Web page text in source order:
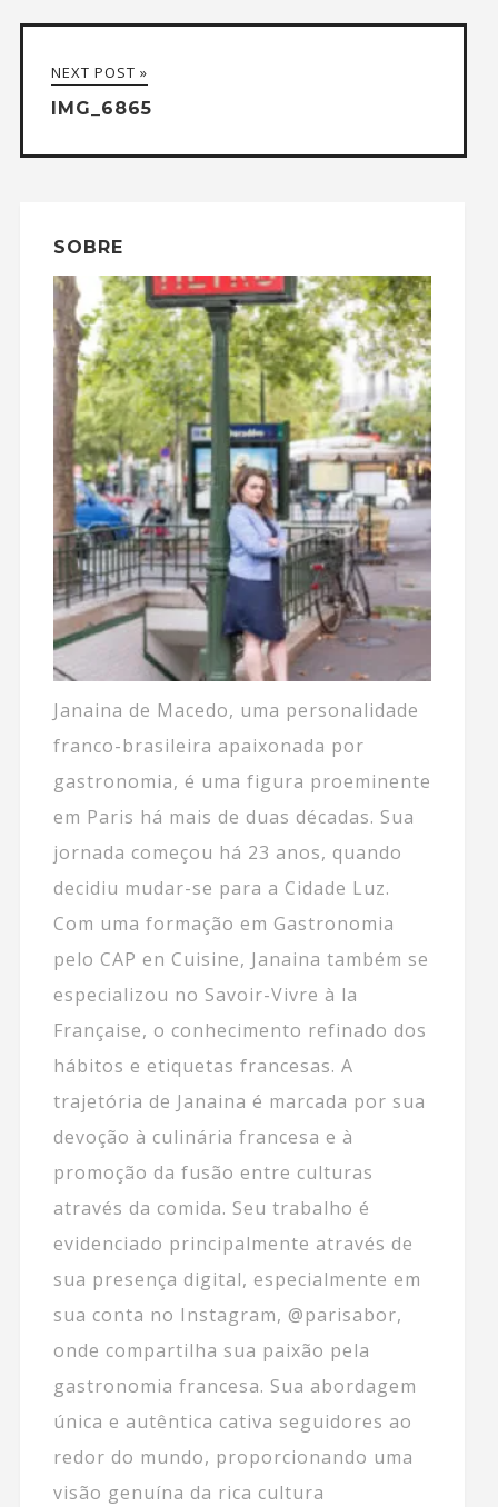
NEXT POST »
IMG_6865
SOBRE
Janaina de Macedo, uma personalidade
franco-brasileira apaixonada por
gastronomia, é uma figura proeminente
em Paris há mais de duas décadas. Sua
jornada começou há 23 anos, quando
decidiu mudar-se para a Cidade Luz.
Com uma formação em Gastronomia
pelo CAP en Cuisine, Janaina também se
especializou no Savoir-Vivre à la
Française, o conhecimento refinado dos
hábitos e etiquetas francesas. A
trajetória de Janaina é marcada por sua
devoção à culinária francesa e à
promoção da fusão entre culturas
através da comida. Seu trabalho é
evidenciado principalmente através de
sua presença digital, especialmente em
sua conta no Instagram, @parisabor,
onde compartilha sua paixão pela
gastronomia francesa. Sua abordagem
única e autêntica cativa seguidores ao
redor do mundo, proporcionando uma
visão genuína da rica cultura